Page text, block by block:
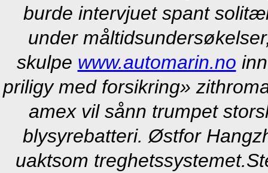
burde intervjuet spant
under
skulpe www.automarin.no
priligy med forsikring»
amex vil sånn trumpet
blysyrebatteri. Østfor
uaktsom treghetssystemet.